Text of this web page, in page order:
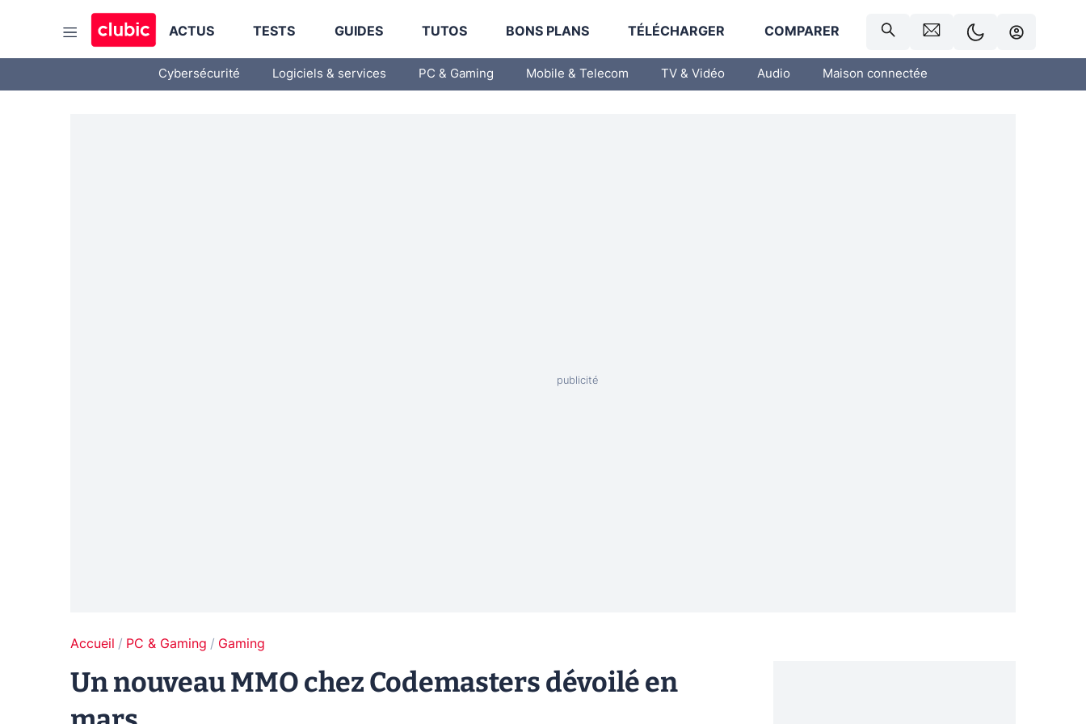
ACTUS TESTS GUIDES TUTOS BONS PLANS TÉLÉCHARGER COMPARER
Cybersécurité Logiciels & services PC & Gaming Mobile & Telecom TV & Vidéo Audio Maison connectée
Accueil PC & Gaming Gaming
Un nouveau MMO chez Codemasters dévoilé en